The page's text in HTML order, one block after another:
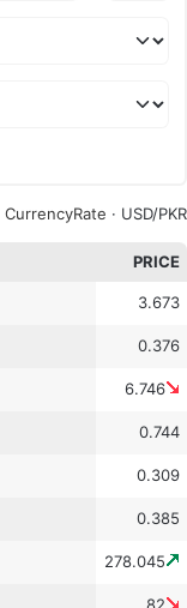
CurrencyRate · USD/PKR
PRICE
3.673
0.376
6.746
0.744
0.309
0.385
278.045